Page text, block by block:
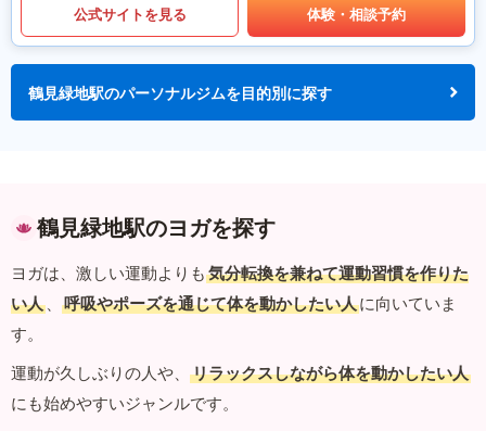
公式サイトを見る 体験・相談予約
鶴見緑地駅のパーソナルジムを目的別に探す
鶴見緑地駅のヨガを探す
ヨガは、激しい運動よりも 気分転換を兼ねて運動習慣を作りた
い人 、 呼吸やポーズを通じて体を動かしたい人に向いていま
す。
運動が久しぶりの人や、
リラックスしながら体を動かしたい人
にも始めやすいジャンルです。